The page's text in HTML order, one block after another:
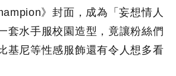
》封面，成為「妄想情人
套水手服校園造型，竟讓粉絲們
基尼等性感服飾還有令人想多看